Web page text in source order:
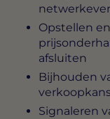
Opstellen
afsluiten
Bijhouden
Signaleren